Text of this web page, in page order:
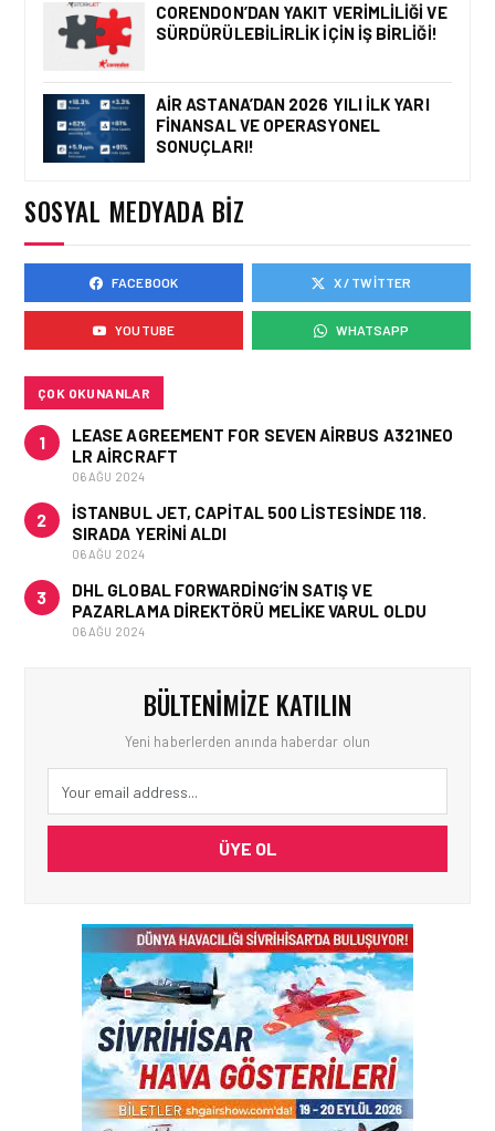
DINKIRCI’DEN KONTROL
KULESI’NE ZIYARET
HAVAALANI • 05 AĞU 2026
TASARIMDAN GERÇEĞE:
HAVAALANI • 05 AĞU 2026
ISG’NIN TERMINAL
MEMURLARINDAN CAN
KURTARAN HAMLE
CORENDON’DAN YAKIT VERIMLILIĞI VE
SÜRDÜRÜLEBILIRLIK IÇIN İŞ BIRLIĞI!
AIR ASTANA’DAN 2026 YILI İLK YARI
FINANSAL VE OPERASYONEL
SONUÇLARI!
SOSYAL MEDYADA BIZ
FACEBOOK X / TWITTER
YOUTUBE WHATSAPP
ÇOK OKUNANLAR
1
LEASE AGREEMENT FOR SEVEN AIRBUS A321NEO
LR AIRCRAFT
06 AĞU 2024
2
İSTANBUL JET, CAPITAL 500 LISTESINDE 118.
SIRADA YERINI ALDI
06 AĞU 2024
3
DHL GLOBAL FORWARDING’IN SATIŞ VE
PAZARLAMA DIREKTÖRÜ MELIKE VARUL OLDU
06 AĞU 2024
BÜLTENIMIZE KATILIN
Yeni haberlerden anında haberdar olun
ÜYE OL